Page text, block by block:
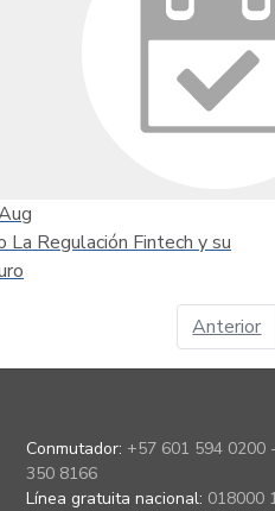
La Regulación Fintech y su
Anterior
Conmutador: +57 601 594 0200
350 8166
Línea gratuita nacional: 018000